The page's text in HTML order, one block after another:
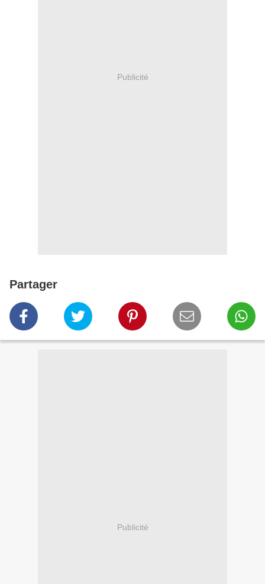
Publicité
Partager
Publicité